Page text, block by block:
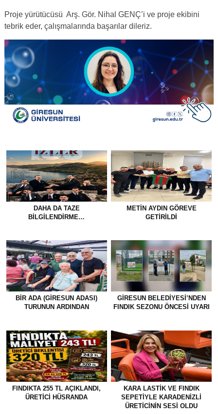
Proje yürütücüsü Arş. Gör. Nihal GENÇ’i ve proje ekibini
tebrik eder, çalışmalarında başarılar dileriz.
DAHA DA TAZE
BİLGİLENDİRME…
METİN AYDIN GÖREVE
GETİRİLDİ
BİR ADA (GİRESUN ADASI)
TURUNUN ARDINDAN
GİRESUN BELEDİYESİ’NDEN
FINDIK SEZONU ÖNCESİ UYARI
FINDIKTA 255 TL AÇIKLANDI,
ÜRETİCİ HÜSRANDA
KARA LASTİK VE FINDIK
SEPETİYLE KARADENİZLİ
ÜRETİCİNİN SESİ OLDU